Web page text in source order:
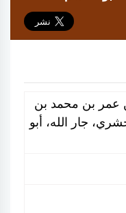
عمر بن محمد بن
جار الله، أبو